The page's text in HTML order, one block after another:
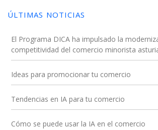
la
navegación
ÚLTIMAS NOTICIAS
El Programa DICA ha impulsado la
competitividad del comercio minorista
Ideas para promocionar tu comercio
Tendencias en IA para tu comercio
Cómo se puede usar la IA en el comercio